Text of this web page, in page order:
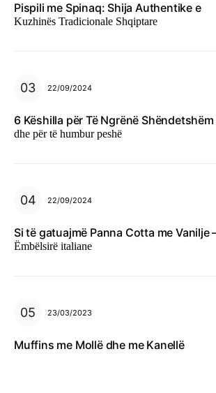
Pispili me Spinaq: Shija Authentike e
Kuzhinës Tradicionale Shqiptare
22/09/2024
6 Këshilla për Të Ngrënë Shëndetshëm
dhe për të humbur peshë
22/09/2024
Si të gatuajmë Panna Cotta me Vanilje
Ëmbëlsirë italiane
23/03/2023
Muffins me Mollë dhe me Kanellë